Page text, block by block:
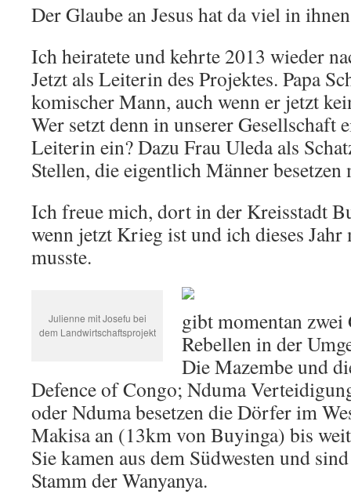
Der Glaube an Jesus hat da viel in
Ich heiratete und kehrte 2013 wieder
Jetzt als Leiterin des Projektes. Papa
komischer Mann, auch wenn er jetzt
Wer setzt denn in unserer Gesellschaft
Leiterin ein? Dazu Frau Uleda als
Stellen, die eigentlich Männer besetzen
Ich freue mich, dort in der Kreisstadt
wenn jetzt Krieg ist und ich dieses
musste.
Julienne mit Josefu bei
dem Landwirtschaftsprojekt
gibt momentan
Rebellen in der
Die Mazembe und
Defence of Congo; Nduma
oder Nduma besetzen die Dörfer im
Makisa an (13km von Buyinga) bis
Sie kamen aus dem Südwesten und
Stamm der Wanyanya.